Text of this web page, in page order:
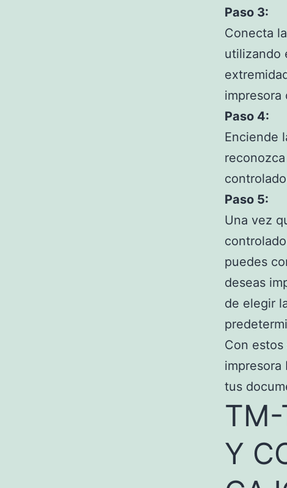
Paso 3:
Conecta
utilizando
impresora
Paso 4:
Enciende
Paso 5:
Una vez
puedes
deseas
de elegir
Con
impresora
tus
Y